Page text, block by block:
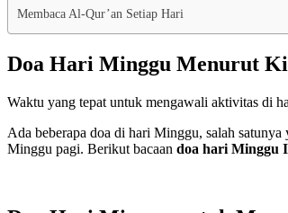
Membaca Al-Qur’an Setiap Hari
Doa Hari Minggu Menurut
Waktu yang tepat untuk mengawali aktivitas di
Ada beberapa doa di hari Minggu, salah
Minggu pagi. Berikut bacaan doa hari Minggu